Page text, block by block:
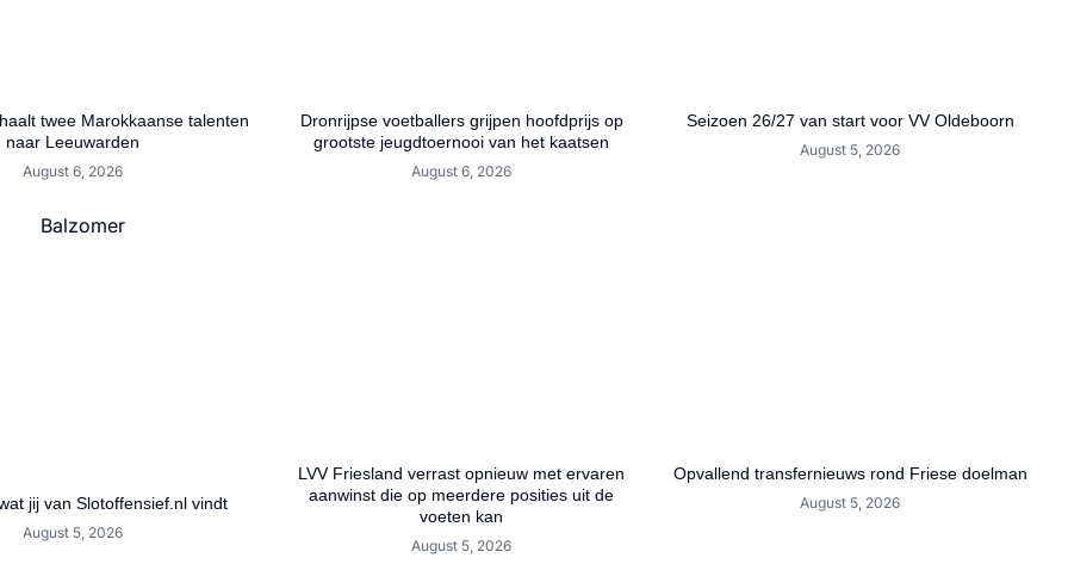
twee Marokkaanse talenten
naar Leeuwarden
August 6, 2026
Dronrijpse voetballers grijpen hoofdprijs op
grootste jeugdtoernooi van het kaatsen
August 6, 2026
Seizoen 26/27 van start voor VV Oldeboorn
August 5, 2026
jij van Slotoffensief.nl vindt
August 5, 2026
LVV Friesland verrast opnieuw met ervaren
aanwinst die op meerdere posities uit de
voeten kan
August 5, 2026
Opvallend transfernieuws rond Friese doelman
August 5, 2026